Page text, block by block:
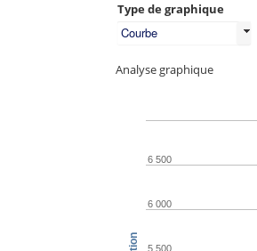
Type de graphique
Courbe
Analyse graphique
5 500
6 000
6 500